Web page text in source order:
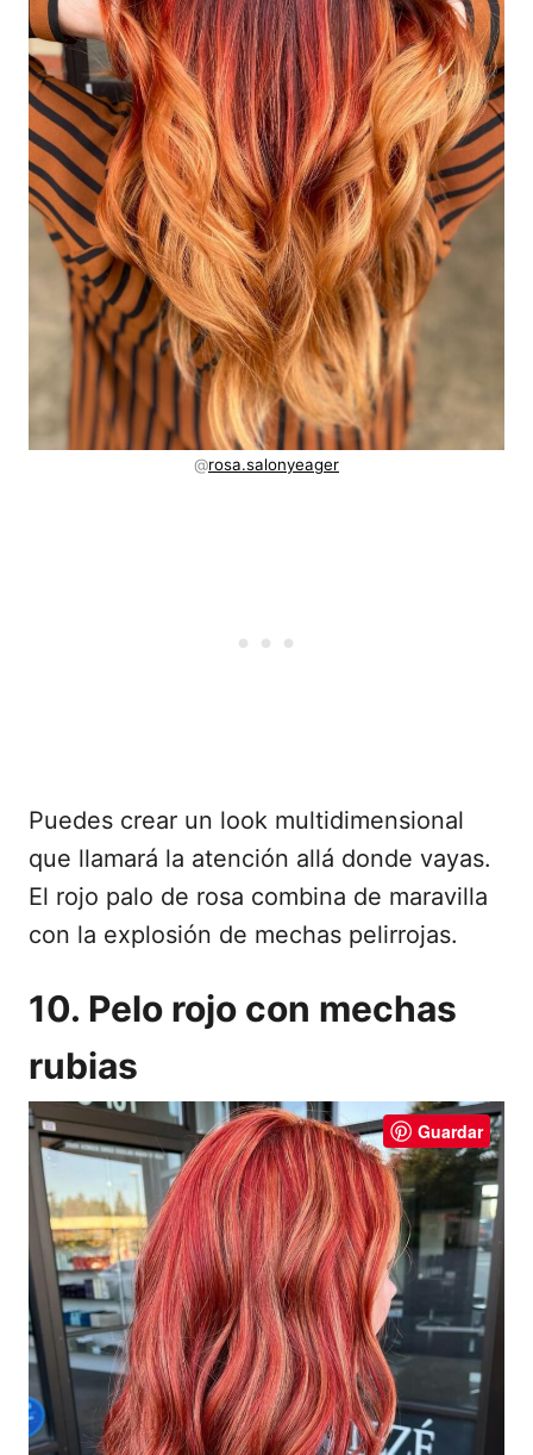
@rosa.salonyeager
Puedes crear un look multidimensional
que llamará la atención allá donde vayas.
El rojo palo de rosa combina de maravilla
con la explosión de mechas pelirrojas.
10. Pelo rojo con mechas
rubias
Guardar